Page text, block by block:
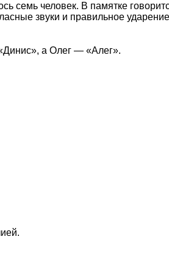
семь человек. В памятке
звуки и правильное
а Олег — «Алег».